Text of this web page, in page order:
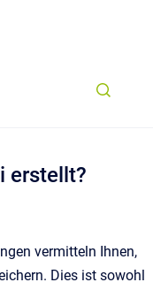
erstellt?
vermitteln Ihnen,
Dies ist sowohl